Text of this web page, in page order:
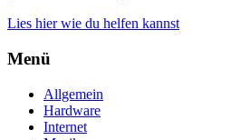
Lies hier wie du helfen kannst
Menü
Allgemein
Hardware
Internet